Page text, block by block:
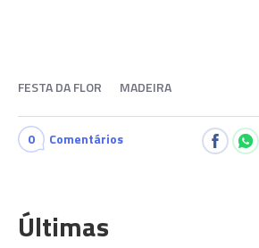
FESTA DA FLOR MADEIRA
0 Comentários
Últimas